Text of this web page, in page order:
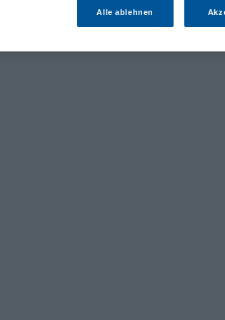
Alle ablehnen